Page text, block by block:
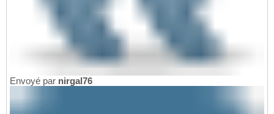
Envoyé par nirgal76